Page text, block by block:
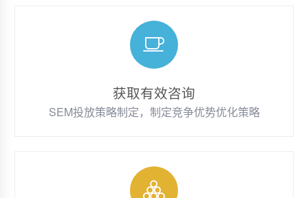
获取有效咨询
SEM投放策略制定，制定竞争优势优化策略